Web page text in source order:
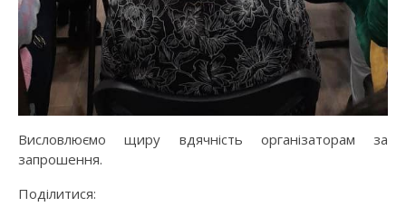
Висловлюємо щиру вдячність організаторам за
запрошення.
Поділитися: